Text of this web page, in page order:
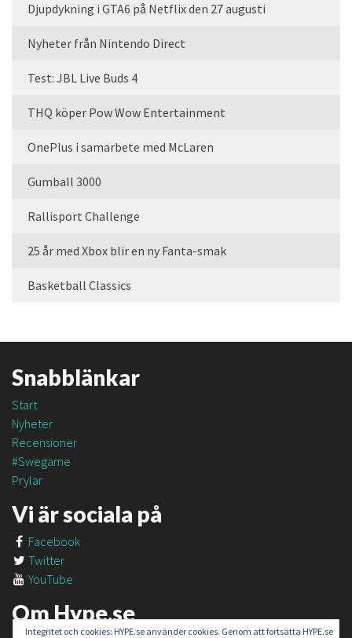
Djupdykning i GTA6 på Netflix den 27 augusti
Nyheter från Nintendo Direct
Test: JBL Live Buds 4
THQ köper Pow Wow Entertainment
OnePlus i samarbete med McLaren
Gumball 3000
Rallisport Challenge
25 år med Xbox blir en ny Fanta-smak
Basketball Classics
Snabblänkar
Start
Nyheter
Recensioner
#Swegame
Prylar
Vi är sociala på
Facebook
Twitter
YouTube
Om Hype.se
Integritet och cookies: HYPE.se använder cookies. Genom att fortsätta HYPE.se